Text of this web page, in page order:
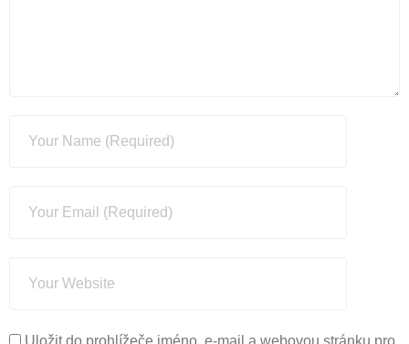
Uložit do prohlížeče jméno, e-mail a webovou stránku pro